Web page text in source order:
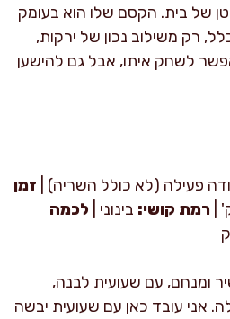
של בית. הקסם שלו הוא בעומק
רק משילוב נכון של ירקות,
לשחק איתו, אבל גם להישען
זמן
רמת קושי: בינוני | לכמה
ומנחם, עם שעועית לבנה,
אני עובד כאן עם שעועית יבשה